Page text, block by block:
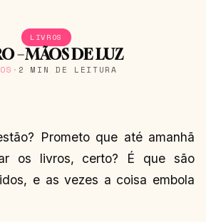
LIVROS
– MÃOS DE LUZ
· 2 MIN DE LEITURA
Prometo que até amanhã
os livros, certo? É que são
e as vezes a coisa embola